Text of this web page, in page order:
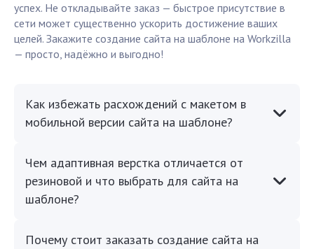
успех. Не откладывайте заказ — быстрое присутствие в
сети может существенно ускорить достижение ваших
целей. Закажите создание сайта на шаблоне на Workzilla
— просто, надёжно и выгодно!
Как избежать расхождений с макетом в
мобильной версии сайта на шаблоне?
Чем адаптивная верстка отличается от
резиновой и что выбрать для сайта на
шаблоне?
Почему стоит заказать создание сайта на